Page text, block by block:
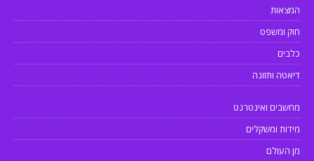
המצאות
חוק ומשפט
כלבים
דיאטה ותזונה
מחשבים ואינטרנט
מידות ומשקלים
מן העולם